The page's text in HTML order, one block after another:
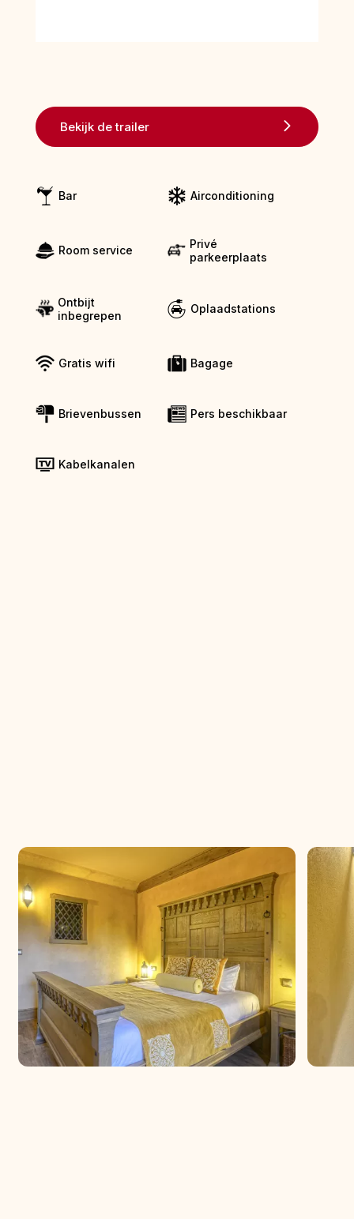
Bekijk de trailer
Bar Airconditioning
Room service
Privé
parkeerplaats
Ontbijt
inbegrepen
Oplaadstations
Gratis wifi Bagage
Brievenbussen Pers beschikbaar
Kabelkanalen